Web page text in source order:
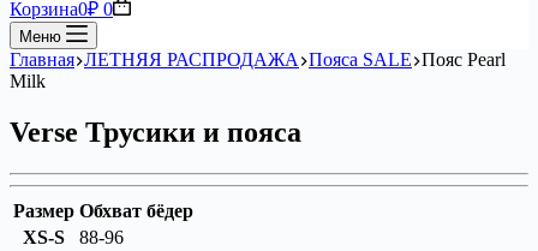
Корзина0₽ 0
Меню
Главная ЛЕТНЯЯ РАСПРОДАЖА Пояса SALE Пояс Pearl
Milk
Verse Трусики и пояса
Размер Обхват бёдер
XS-S
88-96